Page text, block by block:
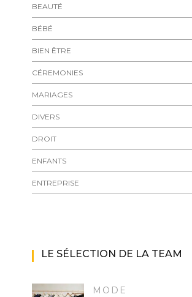
BEAUTÉ
BÉBÉ
BIEN ÊTRE
CÉREMONIES
MARIAGES
DIVERS
DROIT
ENFANTS
ENTREPRISE
LE SÉLECTION DE LA TEAM
MODE